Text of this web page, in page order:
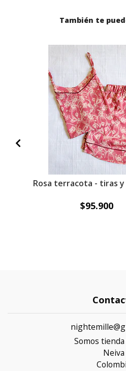
También te
Rosa terracota - tiras
$95.900
Somos
Neiva